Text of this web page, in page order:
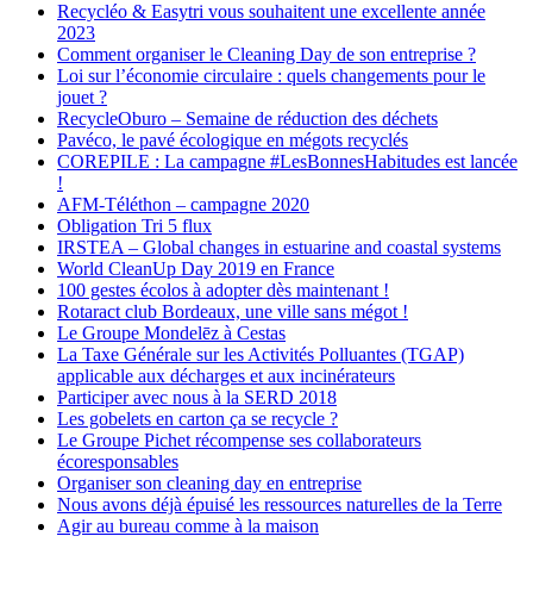
Recycléo & Easytri vous souhaitent une excellente année
2023
Comment organiser le Cleaning Day de son entreprise ?
Loi sur l’économie circulaire : quels changements pour le
jouet ?
RecycleOburo – Semaine de réduction des déchets
Pavéco, le pavé écologique en mégots recyclés
COREPILE : La campagne #LesBonnesHabitudes est lancée
!
AFM-Téléthon – campagne 2020
Obligation Tri 5 flux
IRSTEA – Global changes in estuarine and coastal systems
World CleanUp Day 2019 en France
100 gestes écolos à adopter dès maintenant !
Rotaract club Bordeaux, une ville sans mégot !
Le Groupe Mondelēz à Cestas
La Taxe Générale sur les Activités Polluantes (TGAP)
applicable aux décharges et aux incinérateurs
Participer avec nous à la SERD 2018
Les gobelets en carton ça se recycle ?
Le Groupe Pichet récompense ses collaborateurs
écoresponsables
Organiser son cleaning day en entreprise
Nous avons déjà épuisé les ressources naturelles de la Terre
Agir au bureau comme à la maison